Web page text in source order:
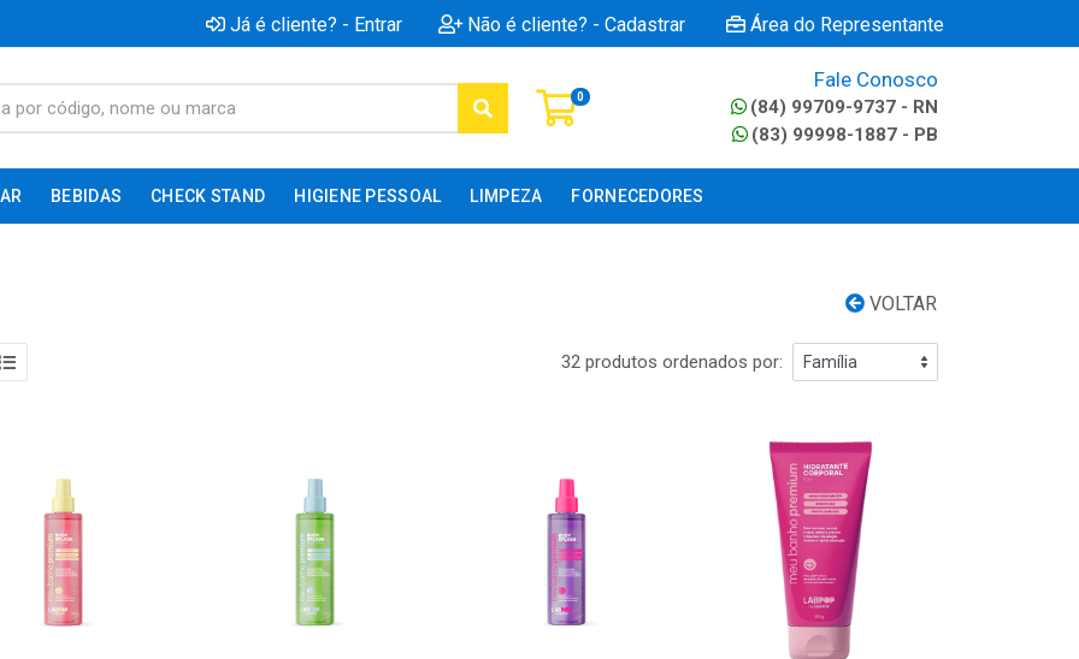
Já é cliente? - Entrar Não é cliente? - Cadastrar Área do Representante
0
Fale Conosco
(84) 99709-9737 - RN
(83) 99998-1887 - PB
BEBIDAS CHECK STAND HIGIENE PESSOAL LIMPEZA FORNECEDORES
VOLTAR
32 produtos ordenados por: